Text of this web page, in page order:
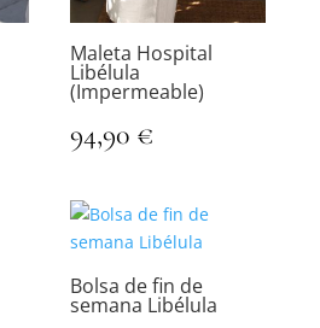
Maleta Hospital
Libélula
(Impermeable)
94,90 €
Bolsa de fin de
semana Libélula